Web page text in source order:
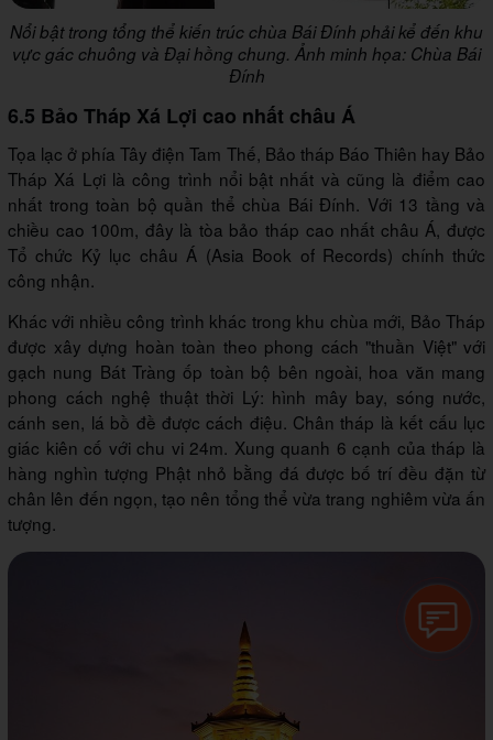
Nổi bật trong tổng thể kiến trúc chùa Bái Đính phải kể đến khu
vực gác chuông và Đại hồng chung. Ảnh minh họa: Chùa Bái
Đính
6.5 Bảo Tháp Xá Lợi cao nhất châu Á
Tọa lạc ở phía Tây điện Tam Thế, Bảo tháp Báo Thiên hay Bảo
Tháp Xá Lợi là công trình nổi bật nhất và cũng là điểm cao
nhất trong toàn bộ quần thể chùa Bái Đính. Với 13 tầng và
chiều cao 100m, đây là tòa bảo tháp cao nhất châu Á, được
Tổ chức Kỷ lục châu Á (Asia Book of Records) chính thức
công nhận.
Khác với nhiều công trình khác trong khu chùa mới, Bảo Tháp
được xây dựng hoàn toàn theo phong cách "thuần Việt" với
gạch nung Bát Tràng ốp toàn bộ bên ngoài, hoa văn mang
phong cách nghệ thuật thời Lý: hình mây bay, sóng nước,
cánh sen, lá bồ đề được cách điệu. Chân tháp là kết cấu lục
giác kiên cố với chu vi 24m. Xung quanh 6 cạnh của tháp là
hàng nghìn tượng Phật nhỏ bằng đá được bố trí đều đặn từ
chân lên đến ngọn, tạo nên tổng thể vừa trang nghiêm vừa ấn
tượng.